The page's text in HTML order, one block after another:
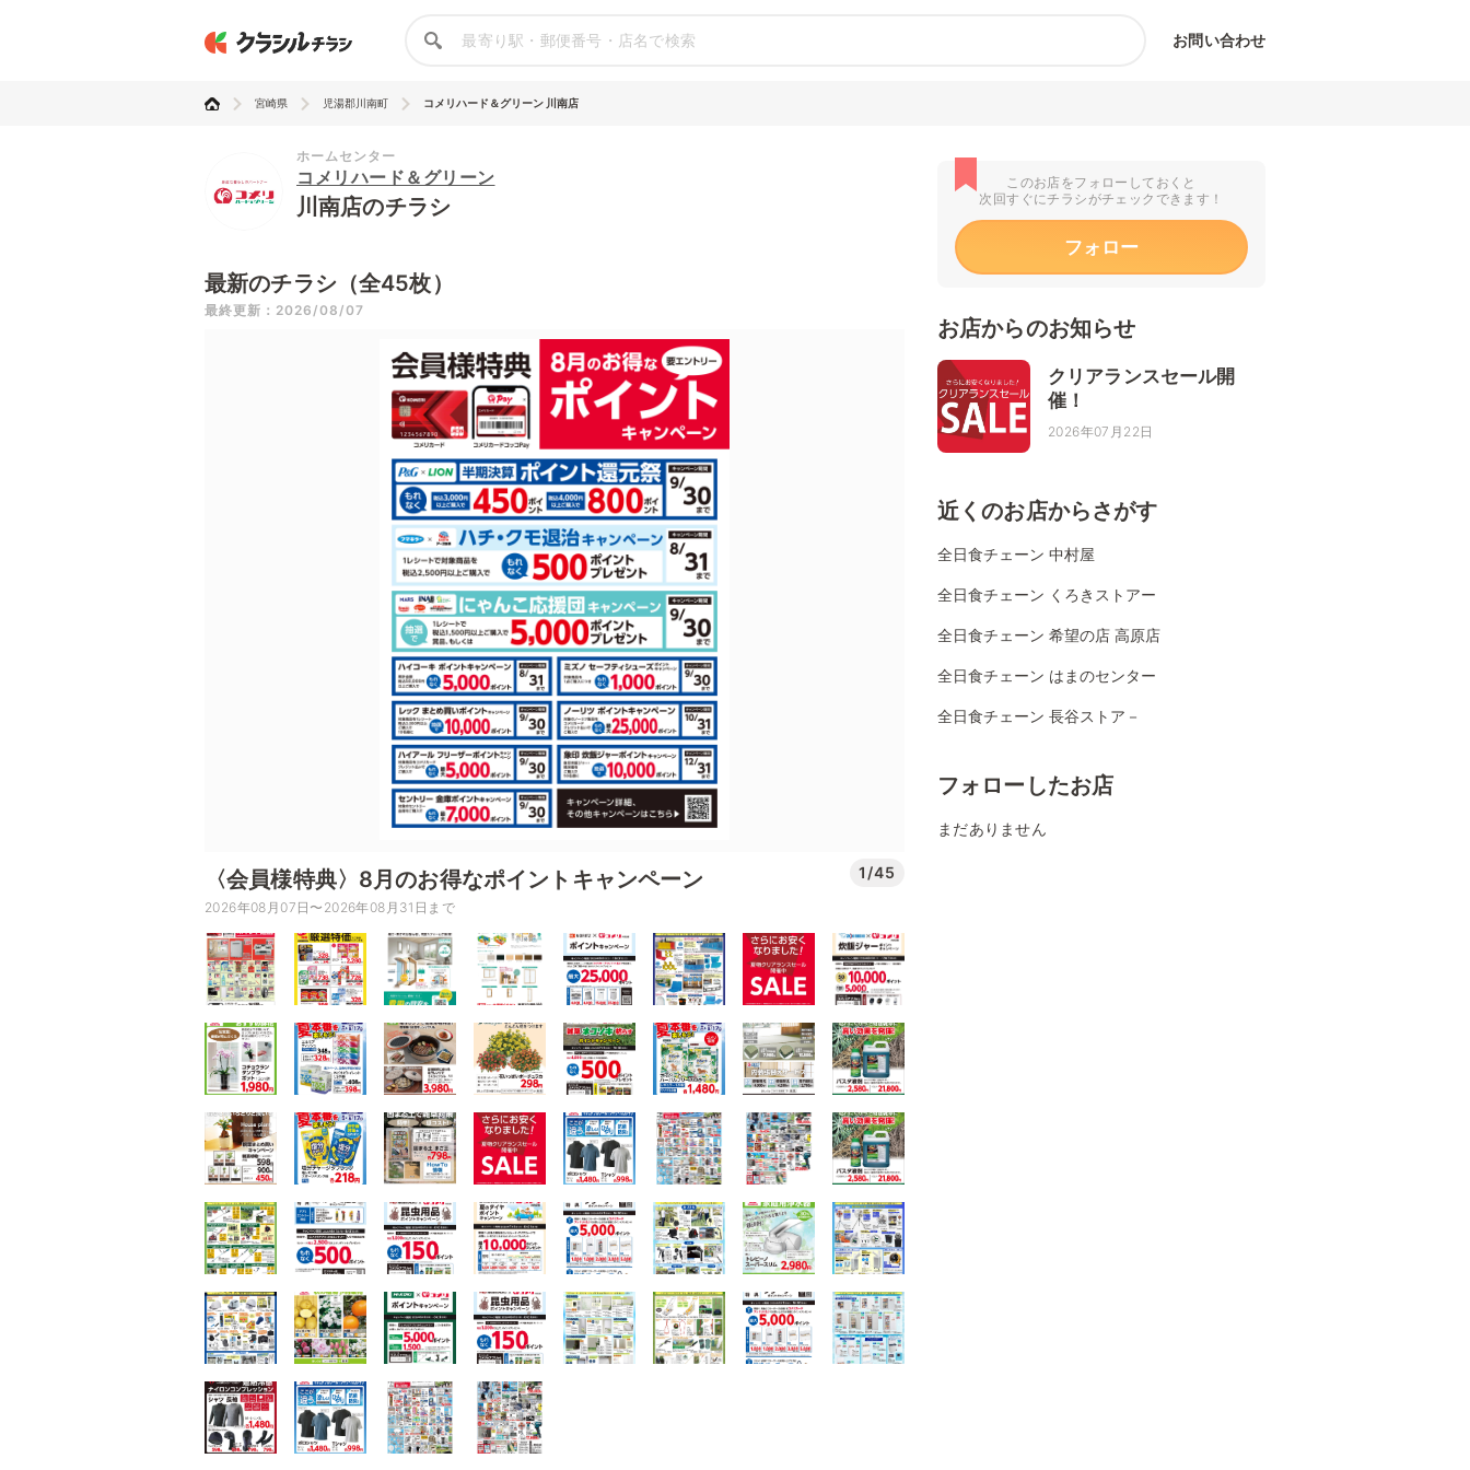
お問い合わせ
宮崎県 児湯郡川南町 コメリハード＆グリーン 川南店
ホームセンター
コメリハード＆グリーン
川南店のチラシ
最新のチラシ（全45枚）
最終更新：2026/08/07
〈会員様特典〉8月のお得なポイントキャンペーン 1/45
2026年08月07日〜2026年08月31日まで
このお店をフォローしておくと
次回すぐにチラシがチェックできます！
フォロー
お店からのお知らせ
クリアランスセール開
催！
2026年07月22日
近くのお店からさがす
全日食チェーン 中村屋
全日食チェーン くろきストアー
全日食チェーン 希望の店 高原店
全日食チェーン はまのセンター
全日食チェーン 長谷ストア－
フォローしたお店
まだありません